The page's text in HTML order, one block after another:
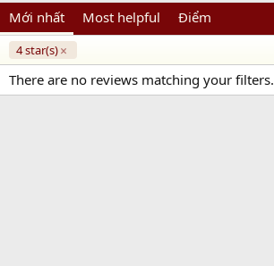
Mới nhất Most helpful Điểm
4 star(s)
There are no reviews matching your filters.